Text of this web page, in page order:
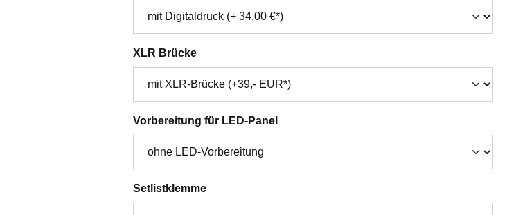
XLR Brückeauswählen
Vorbereitung für LED-Panelauswählen
Setlistklemmeauswählen